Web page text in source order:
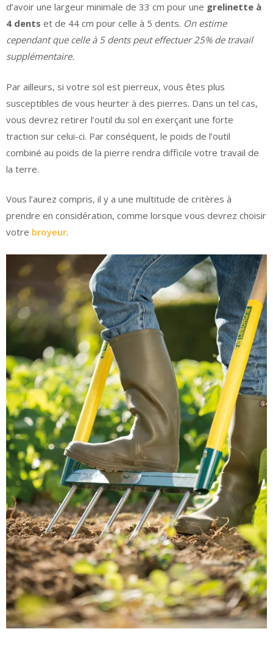
d’avoir une largeur minimale de 33 cm pour une grelinette à
4 dents et de 44 cm pour celle à 5 dents. On estime
cependant que celle à 5 dents peut effectuer 25% de travail
supplémentaire.
Par ailleurs, si votre sol est pierreux, vous êtes plus
susceptibles de vous heurter à des pierres. Dans un tel cas,
vous devrez retirer l’outil du sol en exerçant une forte
traction sur celui-ci. Par conséquent, le poids de l’outil
combiné au poids de la pierre rendra difficile votre travail de
la terre.
Vous l’aurez compris, il y a une multitude de critères à
prendre en considération, comme lorsque vous devrez choisir
votre broyeur.